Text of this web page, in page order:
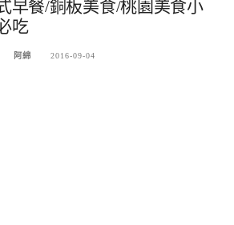
早餐/銅板美食/桃園美食小
吃
阿綿 2016-09-04